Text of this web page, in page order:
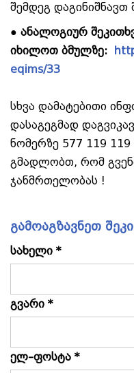
შემდეგ დაგინიშნავთ
● ანალოგიურ
იხილოთ ბმულზე:
eqims/33
სხვა დამატებითი
დასაგეგმად
ნომერზე 577 119 119
გმადლობთ, რომ
ჯანმრთელობას !
გამოაგზავნეთ
სახელი *
გვარი *
ელ–ფოსტა *